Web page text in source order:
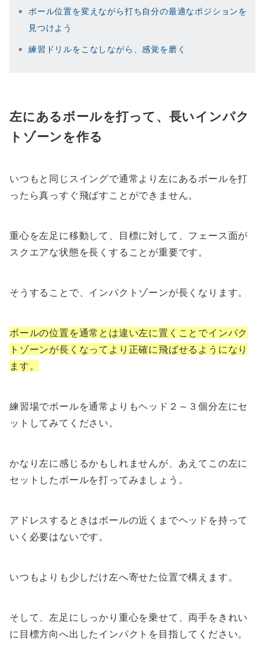
ボール位置を変えながら打ち自分の最適なポジションを
見つけよう
練習ドリルをこなしながら、感覚を磨く
左にあるボールを打って、長いインパク
トゾーンを作る
いつもと同じスイングで通常より左にあるボールを打
ったら真っすぐ飛ばすことができません。
重心を左足に移動して、目標に対して、フェース面が
スクエアな状態を長くすることが重要です。
そうすることで、インパクトゾーンが長くなります。
ボールの位置を通常とは違い左に置くことでインパク
トゾーンが長くなってより正確に飛ばせるようになり
ます。
練習場でボールを通常よりもヘッド２～３個分左にセ
ットしてみてください。
かなり左に感じるかもしれませんが、あえてこの左に
セットしたボールを打ってみましょう。
アドレスするときはボールの近くまでヘッドを持って
いく必要はないです。
いつもよりも少しだけ左へ寄せた位置で構えます。
そして、左足にしっかり重心を乗せて、両手をきれい
に目標方向へ出したインパクトを目指してください。